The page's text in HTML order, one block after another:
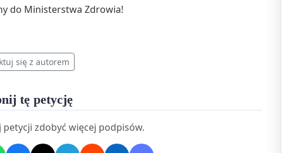
do Ministerstwa Zdrowia!
się z autorem
tę petycję
petycji zdobyć więcej podpisów.